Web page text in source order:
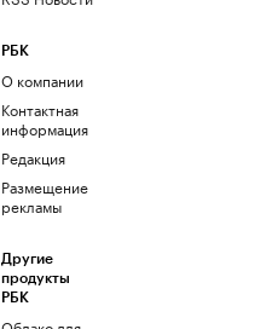
РБК
О компании
Контактная
информация
Редакция
Размещение
рекламы
Другие
продукты
РБК